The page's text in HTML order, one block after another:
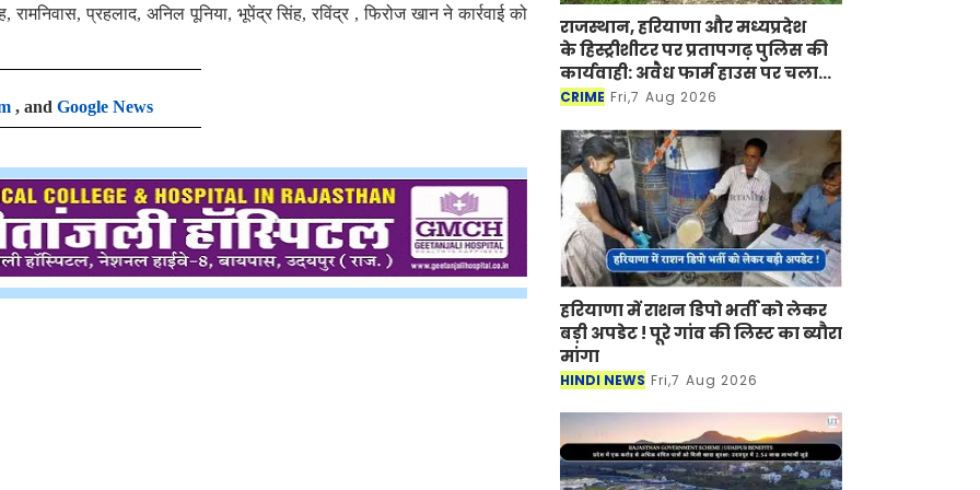
प्रहलाद, अनिल पूनिया, भूपेंद्र सिंह, रविंद्र , फिरोज खान ने कार्रवाई को
, and Google News
राजस्थान, हरियाणा और मध्यप्रदेश
के हिस्ट्रीशीटर पर प्रतापगढ़ पुलिस की
कार्यवाही: अवैध फार्म हाउस पर चला
बुलडोजर
CRIME Fri,7 Aug 2026
हरियाणा में राशन डिपो भर्ती को लेकर
बड़ी अपडेट ! पूरे गांव की लिस्ट का ब्यौरा
मांगा
HINDI NEWS Fri,7 Aug 2026